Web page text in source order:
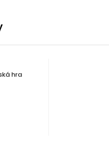
hra